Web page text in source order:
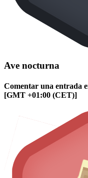
Ave nocturna
Comentar una entrada
[GMT +01:00 (CET)]